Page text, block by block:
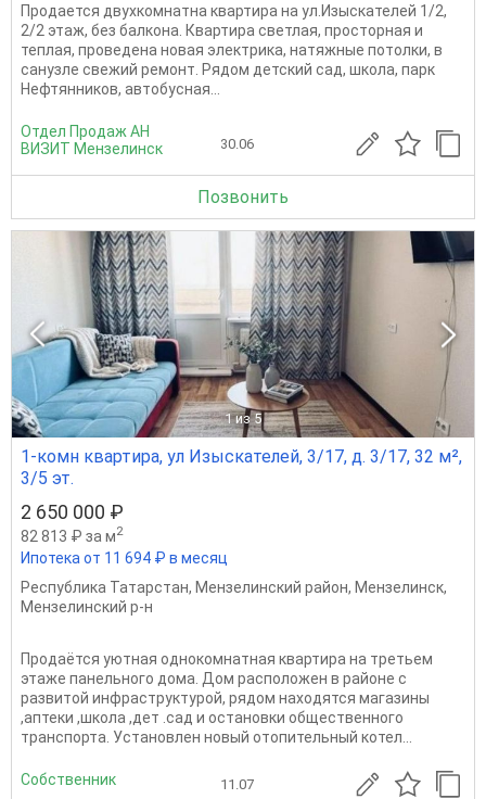
Продается двухкомнатна квартира на ул.Изыскателей 1/2,
2/2 этаж, без балкона. Квартира светлая, просторная и
теплая, проведена новая электрика, натяжные потолки, в
санузле свежий ремонт. Рядом детский сад, школа, парк
Нефтянников, автобусная...
Отдел Продаж АН
ВИЗИТ Мензелинск
30.06
Позвонить
1 из 5
1-комн квартира, ул Изыскателей, 3/17, д. 3/17, 32 м²,
3/5 эт.
2 650 000 ₽
82 813 ₽ за м2
Ипотека от 11 694 ₽ в месяц
Республика Татарстан, Мензелинский район, Мензелинск,
Мензелинский р-н
Продаётся уютная однокомнатная квартира на третьем
этаже панельного дома. Дом расположен в районе с
развитой инфраструктурой, рядом находятся магазины
,аптеки ,школа ,дет .сад и остановки общественного
транспорта. Установлен новый отопительный котел...
Собственник 11.07